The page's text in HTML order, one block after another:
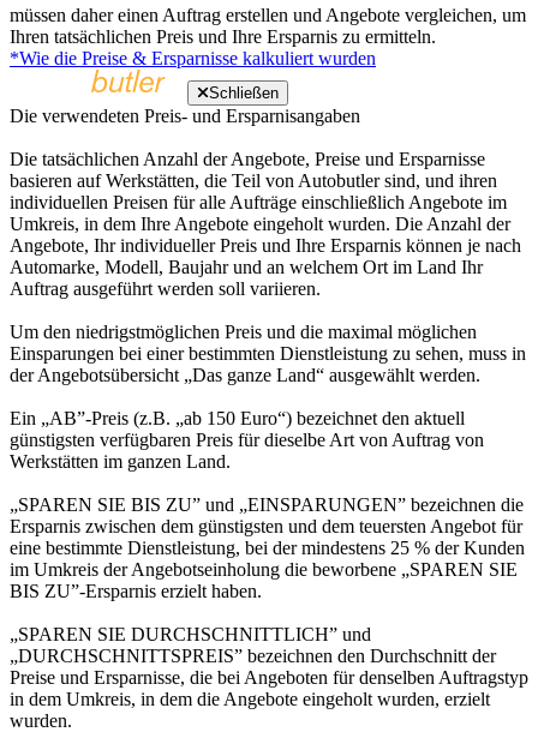
müssen daher einen Auftrag erstellen und Angebote vergleichen, um
Ihren tatsächlichen Preis und Ihre Ersparnis zu ermitteln.
*Wie die Preise & Ersparnisse kalkuliert wurden
Schließen
Die verwendeten Preis- und Ersparnisangaben
Die tatsächlichen Anzahl der Angebote, Preise und Ersparnisse
basieren auf Werkstätten, die Teil von Autobutler sind, und ihren
individuellen Preisen für alle Aufträge einschließlich Angebote im
Umkreis, in dem Ihre Angebote eingeholt wurden. Die Anzahl der
Angebote, Ihr individueller Preis und Ihre Ersparnis können je nach
Automarke, Modell, Baujahr und an welchem Ort im Land Ihr
Auftrag ausgeführt werden soll variieren.
Um den niedrigstmöglichen Preis und die maximal möglichen
Einsparungen bei einer bestimmten Dienstleistung zu sehen, muss in
der Angebotsübersicht „Das ganze Land“ ausgewählt werden.
Ein „AB”-Preis (z.B. „ab 150 Euro“) bezeichnet den aktuell
günstigsten verfügbaren Preis für dieselbe Art von Auftrag von
Werkstätten im ganzen Land.
„SPAREN SIE BIS ZU” und „EINSPARUNGEN” bezeichnen die
Ersparnis zwischen dem günstigsten und dem teuersten Angebot für
eine bestimmte Dienstleistung, bei der mindestens 25 % der Kunden
im Umkreis der Angebotseinholung die beworbene „SPAREN SIE
BIS ZU”-Ersparnis erzielt haben.
„SPAREN SIE DURCHSCHNITTLICH” und
„DURCHSCHNITTSPREIS” bezeichnen den Durchschnitt der
Preise und Ersparnisse, die bei Angeboten für denselben Auftragstyp
in dem Umkreis, in dem die Angebote eingeholt wurden, erzielt
wurden.